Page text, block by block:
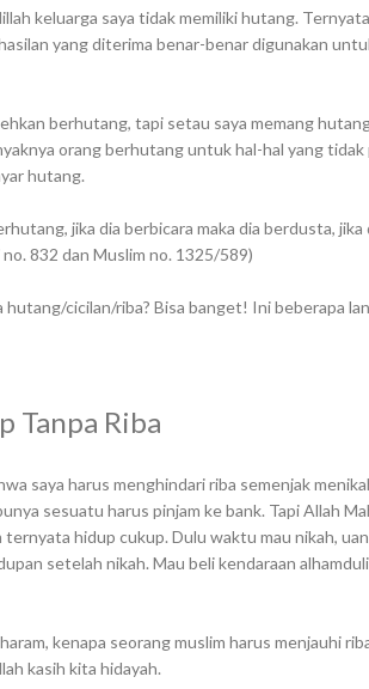
keluarga saya tidak memiliki hutang.
yang diterima benar-benar digunakan
berhutang, tapi setau saya memang
orang berhutang untuk hal-hal yang tidak
hutang.
jika dia berbicara maka dia berdusta, jika
832 dan Muslim no. 1325/589)
hutang/cicilan/riba? Bisa banget! Ini beberapa
Tanpa Riba
saya harus menghindari riba semenjak
sesuatu harus pinjam ke bank. Tapi Allah
ternyata hidup cukup. Dulu waktu mau nikah,
setelah nikah. Mau beli kendaraan
kenapa seorang muslim harus menjauhi
kasih kita hidayah.